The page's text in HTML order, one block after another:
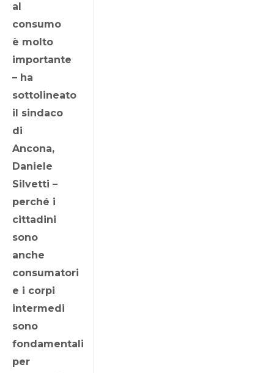
al
consumo
è molto
importante
– ha
sottolineato
il sindaco
di
Ancona,
Daniele
Silvetti –
perché i
cittadini
sono
anche
consumatori
e i corpi
intermedi
sono
fondamentali
per